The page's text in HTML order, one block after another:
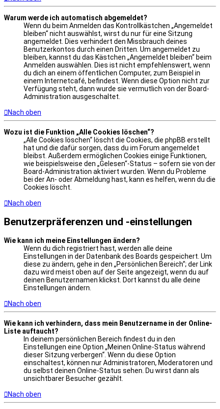
Warum werde ich automatisch abgemeldet?
Wenn du beim Anmelden das Kontrollkästchen „Angemeldet
bleiben“ nicht auswählst, wirst du nur für eine Sitzung
angemeldet. Dies verhindert den Missbrauch deines
Benutzerkontos durch einen Dritten. Um angemeldet zu
bleiben, kannst du das Kästchen „Angemeldet bleiben“ beim
Anmelden auswählen. Dies ist nicht empfehlenswert, wenn
du dich an einem öffentlichen Computer, zum Beispiel in
einem Internetcafé, befindest. Wenn diese Option nicht zur
Verfügung steht, dann wurde sie vermutlich von der Board-
Administration ausgeschaltet.
Nach oben
Wozu ist die Funktion „Alle Cookies löschen“?
„Alle Cookies löschen“ löscht die Cookies, die phpBB erstellt
hat und die dafür sorgen, dass du im Forum angemeldet
bleibst. Außerdem ermöglichen Cookies einige Funktionen,
wie beispielsweise den „Gelesen“-Status – sofern sie von der
Board-Administration aktiviert wurden. Wenn du Probleme
bei der An- oder Abmeldung hast, kann es helfen, wenn du die
Cookies löscht.
Nach oben
Benutzerpräferenzen und -einstellungen
Wie kann ich meine Einstellungen ändern?
Wenn du dich registriert hast, werden alle deine
Einstellungen in der Datenbank des Boards gespeichert. Um
diese zu ändern, gehe in den „Persönlichen Bereich“; der Link
dazu wird meist oben auf der Seite angezeigt, wenn du auf
deinen Benutzernamen klickst. Dort kannst du alle deine
Einstellungen ändern.
Nach oben
Wie kann ich verhindern, dass mein Benutzername in der Online-
Liste auftaucht?
In deinem persönlichen Bereich findest du in den
Einstellungen eine Option „Meinen Online-Status während
dieser Sitzung verbergen“. Wenn du diese Option
einschaltest, können nur Administratoren, Moderatoren und
du selbst deinen Online-Status sehen. Du wirst dann als
unsichtbarer Besucher gezählt.
Nach oben